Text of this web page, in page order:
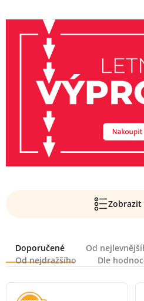
Řazení
Doporučené
Od
Od nejdražšího
Dle